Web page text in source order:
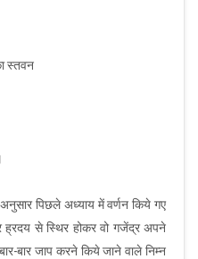
स्तवन
पिछले अध्याय में वर्णन किये गए
से स्थिर होकर वो गजेंद्र अपने
बार जाप करने किये जाने वाले निम्न